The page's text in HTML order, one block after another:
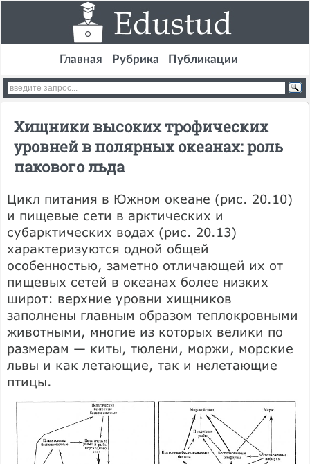
Главная Рубрика Публикации
Хищники высоких трофических
уровней в полярных океанах: роль
пакового льда
Цикл питания в Южном океане (рис. 20.10)
и пищевые сети в арктических и
субарктических водах (рис. 20.13)
характеризуются одной общей
особенностью, заметно отличающей их от
пищевых сетей в океанах более низких
широт: верхние уровни хищников
заполнены главным образом теплокровными
животными, многие из которых велики по
размерам — киты, тюлени, моржи, морские
львы и как летающие, так и нелетающие
птицы.